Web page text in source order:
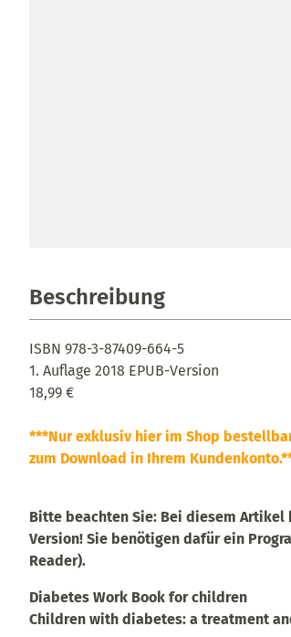
Beschreibung
1. Auflage 2018 EPUB-Version
***Nur exklusiv hier im Shop
zum Download in Ihrem
Bitte beachten Sie: Bei diesem
Version! Sie benötigen dafür ein
Reader).
Diabetes Work Book for children
Children with diabetes: a treatment